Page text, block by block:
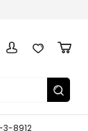
8912